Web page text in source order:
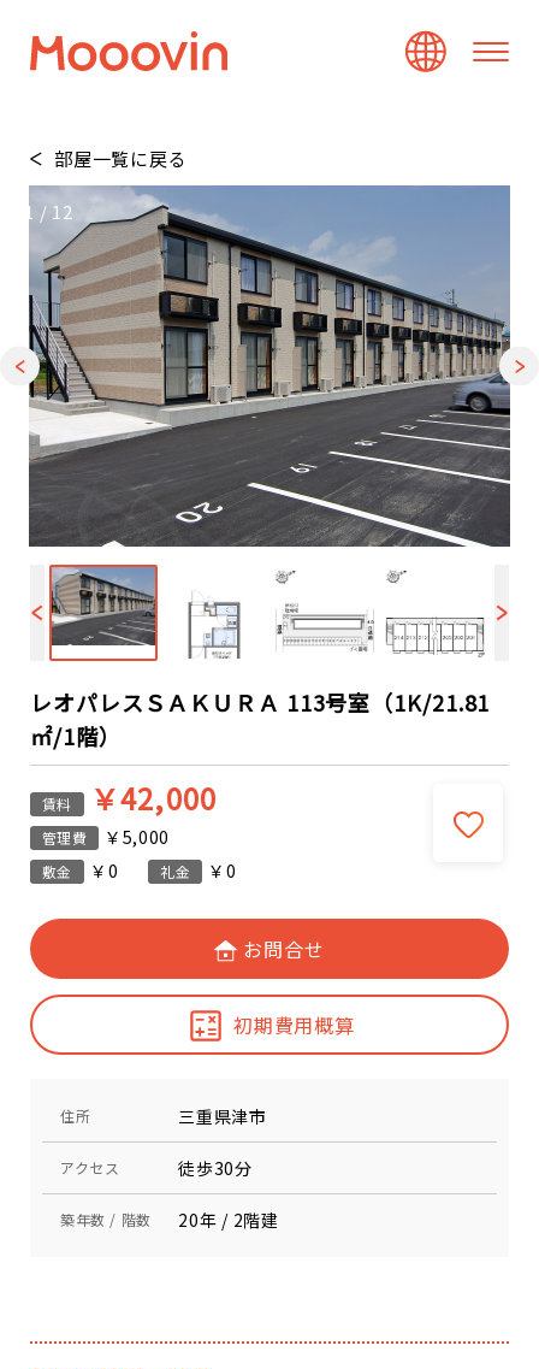
部屋一覧に戻る
1 / 12
レオパレスＳＡＫＵＲＡ 113号室（1K/21.81
㎡/1階）
賃料 ￥42,000
管理費 ￥5,000
敷金 ￥0 礼金 ￥0
お問合せ
初期費用概算
住所 三重県津市
アクセス 徒歩30分
築年数 / 階数 20年 / 2階建